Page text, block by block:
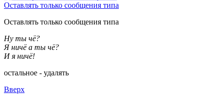
Оставлять только сообщения типа
Оставлять только сообщения типа
Ну ты чё?
Я ничё а ты чё?
И я ничё!
остальное - удалять
Вверх